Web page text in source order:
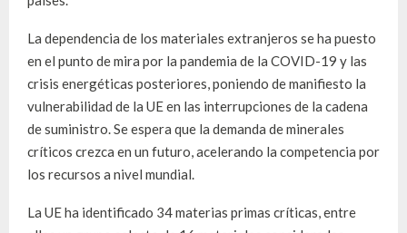
La dependencia de los materiales extranjeros se ha puesto
en el punto de mira por la pandemia de la COVID-19 y las
crisis energéticas posteriores, poniendo de manifiesto la
vulnerabilidad de la UE en las interrupciones de la cadena
de suministro. Se espera que la demanda de minerales
críticos crezca en un futuro, acelerando la competencia por
los recursos a nivel mundial.
La UE ha identificado 34 materias primas críticas, entre